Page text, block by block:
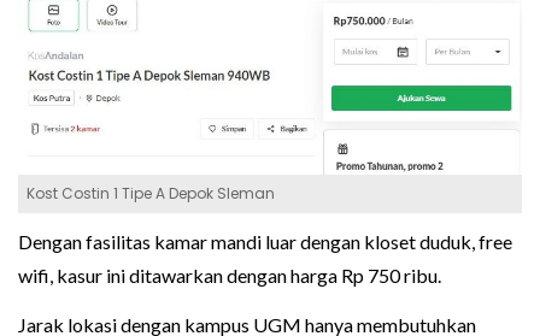
Kost Costin 1 Tipe A Depok Sleman
Dengan fasilitas kamar mandi luar dengan kloset duduk, free
wifi, kasur ini ditawarkan dengan harga Rp 750 ribu.
Jarak lokasi dengan kampus UGM hanya membutuhkan